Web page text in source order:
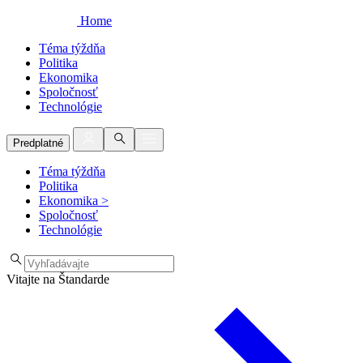
Home
Téma týždňa
Politika
Ekonomika
Spoločnosť
Technológie
Predplatné
Téma týždňa
Politika
Ekonomika >
Spoločnosť
Technológie
Vitajte na Štandarde